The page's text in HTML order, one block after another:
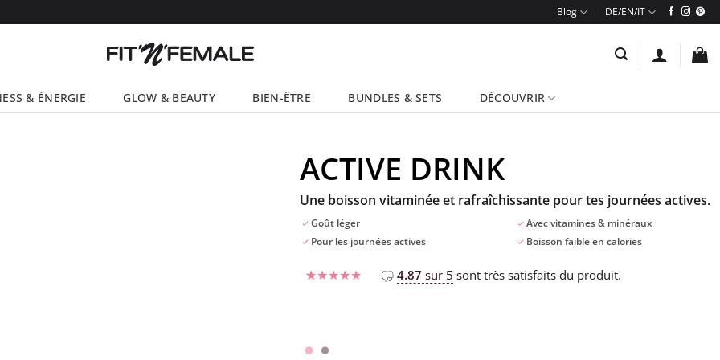
Blog
& ÉNERGIE GLOW & BEAUTY BIEN-ÊTRE BUNDLES & SETS DÉCOUVRIR
ACTIVE DRINK
Une boisson vitaminée et rafraîchissante pour tes journées actives.
Goût léger
Avec vitamines & minéraux
Pour les journées actives
Boisson faible en calories
4.87 sur 5 sont très satisfaits du produit.